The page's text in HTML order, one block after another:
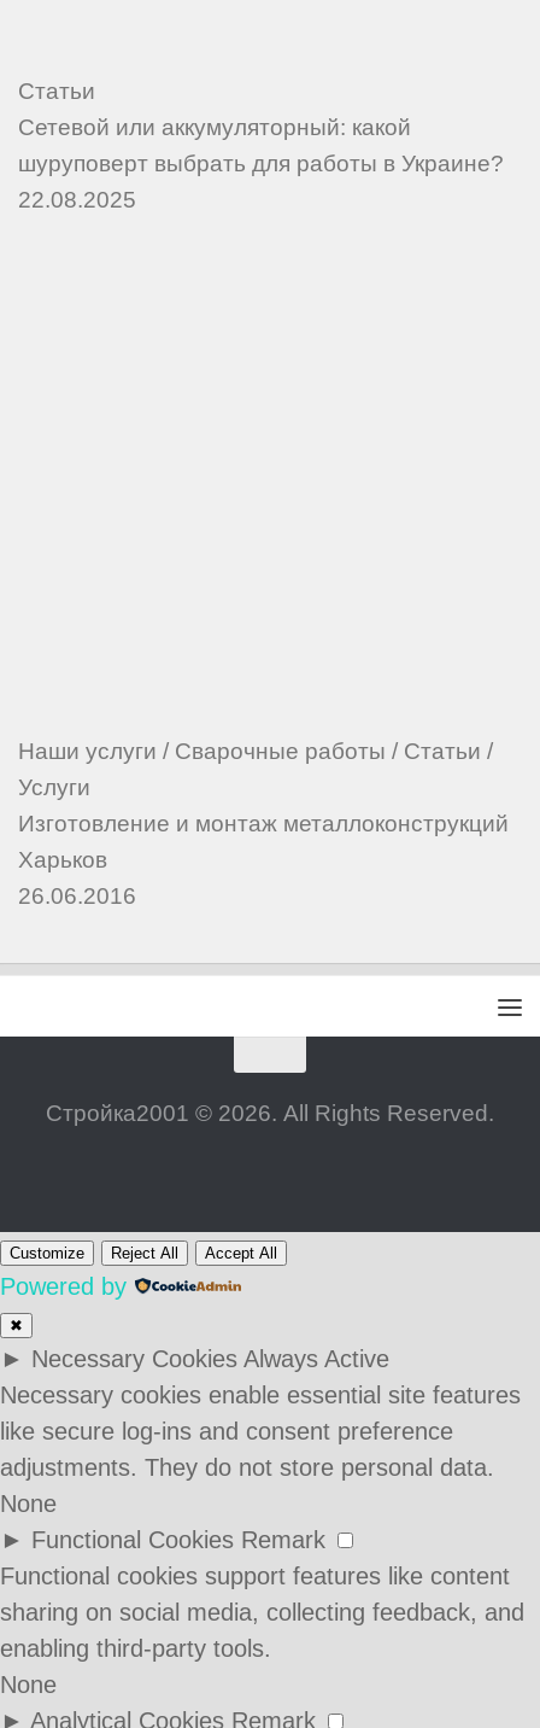
Статьи
Сетевой или аккумуляторный: какой
шуруповерт выбрать для работы в Украине?
22.08.2025
Наши услуги / Сварочные работы / Статьи /
Услуги
Изготовление и монтаж металлоконструкций
Харьков
26.06.2016
Стройка2001 © 2026. All Rights Reserved.
Customize Reject All Accept All
Powered by
✖
► Necessary Cookies Always Active
Necessary cookies enable essential site features
like secure log-ins and consent preference
adjustments. They do not store personal data.
None
► Functional Cookies Remark
Functional cookies support features like content
sharing on social media, collecting feedback, and
enabling third-party tools.
None
► Analytical Cookies Remark